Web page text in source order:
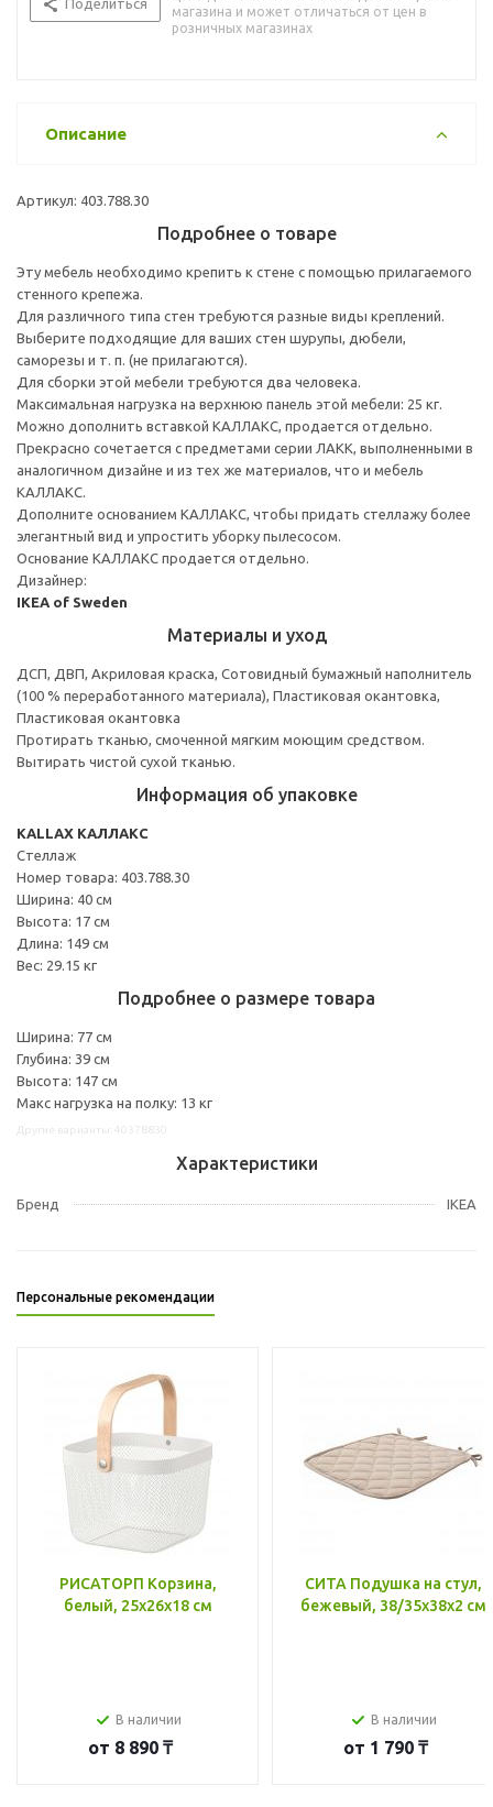
магазина и может отличаться от цен в
розничных магазинах
Описание
Артикул: 403.788.30
Подробнее о товаре
Эту мебель необходимо крепить к стене с помощью прилагаемого
стенного крепежа.
Для различного типа стен требуются разные виды креплений.
Выберите подходящие для ваших стен шурупы, дюбели,
саморезы и т. п. (не прилагаются).
Для сборки этой мебели требуются два человека.
Максимальная нагрузка на верхнюю панель этой мебели: 25 кг.
Можно дополнить вставкой КАЛЛАКС, продается отдельно.
Прекрасно сочетается с предметами серии ЛАКК, выполненными в
аналогичном дизайне и из тех же материалов, что и мебель
КАЛЛАКС.
Дополните основанием КАЛЛАКС, чтобы придать стеллажу более
элегантный вид и упростить уборку пылесосом.
Основание КАЛЛАКС продается отдельно.
Дизайнер:
IKEA of Sweden
Материалы и уход
ДСП, ДВП, Акриловая краска, Сотовидный бумажный наполнитель
(100 % переработанного материала), Пластиковая окантовка,
Пластиковая окантовка
Протирать тканью, смоченной мягким моющим средством.
Вытирать чистой сухой тканью.
Информация об упаковке
KALLAX КАЛЛАКС
Стеллаж
Номер товара: 403.788.30
Ширина: 40 см
Высота: 17 см
Длина: 149 см
Вес: 29.15 кг
Подробнее о размере товара
Ширина: 77 см
Глубина: 39 см
Высота: 147 см
Макс нагрузка на полку: 13 кг
Характеристики
Бренд IKEA
Персональные рекомендации
РИСАТОРП Корзина,
белый, 25x26x18 см
В наличии
от 8 890 ₸
СИТА Подушка на стул,
бежевый, 38/35x38x2 см
В наличии
от 1 790 ₸